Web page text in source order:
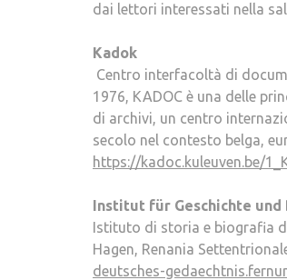
dai lettori interessati nella
Kadok
Centro interfacoltà di
1976, KADOC è una delle
di archivi, un centro
secolo nel contesto belga,
https://kadoc.kuleuven.be/
Institut für Geschichte und
Istituto di storia e biografia
Hagen, Renania
deutsches-